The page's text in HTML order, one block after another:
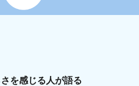
を感じる人が語る